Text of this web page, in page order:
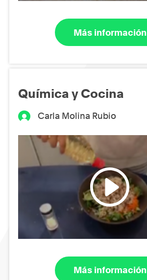
Más información
Química y Cocina
Carla Molina Rubio
Más información